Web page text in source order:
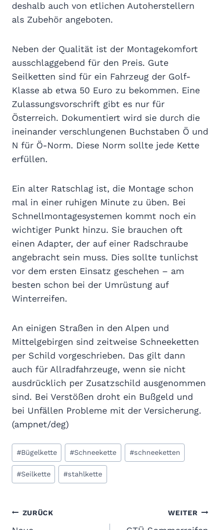
deshalb auch von etlichen Autoherstellern
als Zubehör angeboten.
Neben der Qualität ist der Montagekomfort
ausschlaggebend für den Preis. Gute
Seilketten sind für ein Fahrzeug der Golf-
Klasse ab etwa 50 Euro zu bekommen. Eine
Zulassungsvorschrift gibt es nur für
Österreich. Dokumentiert wird sie durch die
ineinander verschlungenen Buchstaben Ö und
N für Ö-Norm. Diese Norm sollte jede Kette
erfüllen.
Ein alter Ratschlag ist, die Montage schon
mal in einer ruhigen Minute zu üben. Bei
Schnellmontagesystemen kommt noch ein
wichtiger Punkt hinzu. Sie brauchen oft
einen Adapter, der auf einer Radschraube
angebracht sein muss. Dies sollte tunlichst
vor dem ersten Einsatz geschehen – am
besten schon bei der Umrüstung auf
Winterreifen.
An einigen Straßen in den Alpen und
Mittelgebirgen sind zeitweise Schneeketten
per Schild vorgeschrieben. Das gilt dann
auch für Allradfahrzeuge, wenn sie nicht
ausdrücklich per Zusatzschild ausgenommen
sind. Bei Verstößen droht ein Bußgeld und
bei Unfällen Probleme mit der Versicherung.
(ampnet/deg)
Schlagworte:
#Bügelkette #Schneekette #schneeketten
#Seilkette #stahlkette
Beitragsnavigation
ZURÜCK WEITER